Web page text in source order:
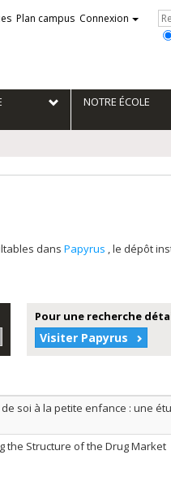
Plan campus Connexion
NOTRE ÉCOLE
dans Papyrus , le dépôt
Pour une recherche
Visiter Papyrus
soi à la petite enfance : une
the Structure of the Drug Market